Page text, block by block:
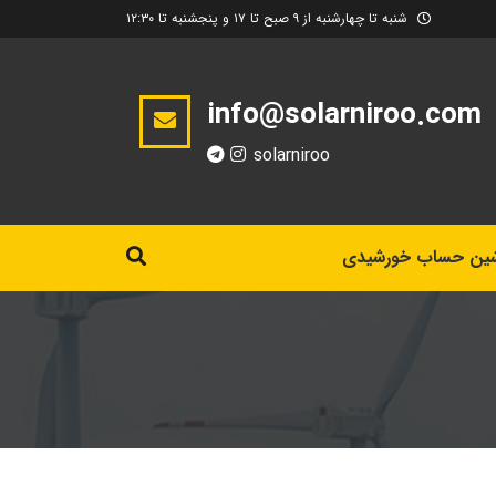
شنبه تا چهارشنبه از ۹ صبح تا ۱۷ و پنجشنبه تا ۱۲:۳۰
info@solarniroo.com
solarniroo
حساب خورشیدی